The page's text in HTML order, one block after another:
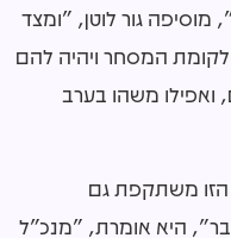
גור לוטן, "ומצד
לקומת המסחר ויהיה להם
ואפילו משהו בערב
הזו משתקפת גם
היא אומרת, "מנכ"ל